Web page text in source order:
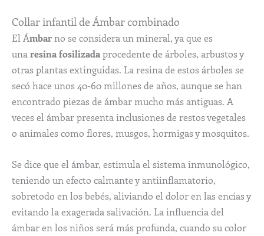
Collar infantil de Ámbar combinado
El Ámbarno se considera un mineral, ya que es
una resina fosilizadaprocedente de árboles, arbustos y
otras plantas extinguidas. La resina de estos árboles se
secó hace unos 40-60 millones de años, aunque se han
encontrado piezas de ámbar mucho más antiguas. A
veces el ámbar presenta inclusiones de restos vegetales
o animales como flores, musgos, hormigas y mosquitos.
Se dice que el ámbar, estimula el sistema inmunológico,
teniendo un efecto calmante y antiinflamatorio,
sobretodo en los bebés, aliviando el dolor en las encías y
evitando la exagerada salivación. La influencia del
ámbar en los niños será más profunda, cuando su color